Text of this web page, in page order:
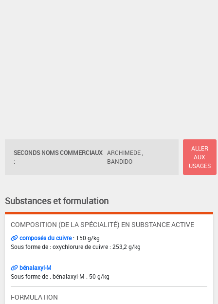
SECONDS NOMS COMMERCIAUX
:
ARCHIMEDE ,
BANDIDO
ALLER
AUX
USAGES
Substances et formulation
COMPOSITION (DE LA SPÉCIALITÉ) EN SUBSTANCE ACTIVE
composés du cuivre: 150 g/kg
Sous forme de : oxychlorure de cuivre : 253,2 g/kg
bénalaxyl-M
Sous forme de : bénalaxyl-M : 50 g/kg
FORMULATION